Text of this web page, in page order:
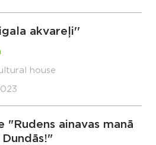
akvareļi''
house
"Rudens ainavas manā